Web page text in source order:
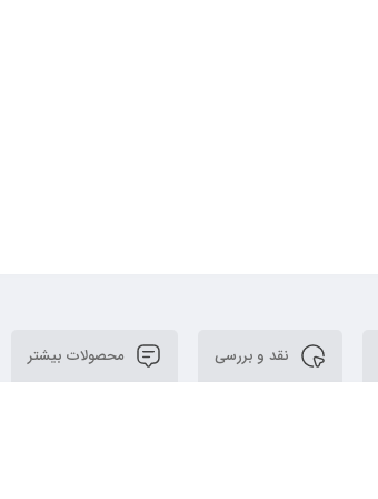
نقد و بررسی محصولات بیشتر